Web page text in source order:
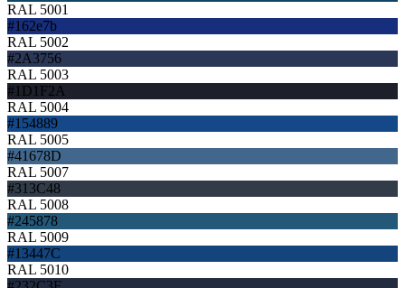
RAL 5001
#162e7b
RAL 5002
#2A3756
RAL 5003
#1D1F2A
RAL 5004
#154889
RAL 5005
#41678D
RAL 5007
#313C48
RAL 5008
#245878
RAL 5009
#13447C
RAL 5010